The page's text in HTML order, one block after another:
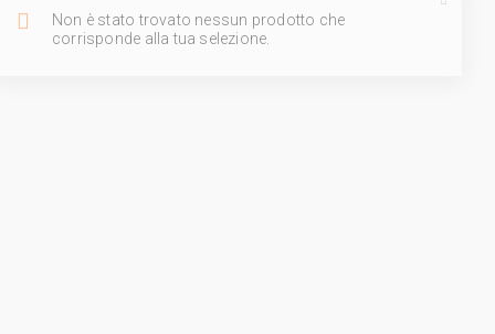
Non è stato trovato nessun prodotto che
corrisponde alla tua selezione.